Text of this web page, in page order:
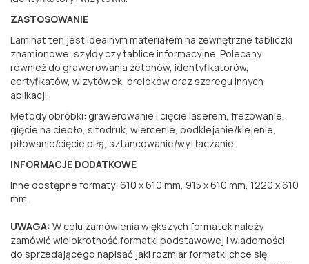
ZASTOSOWANIE
Laminat ten jest idealnym materiałem na zewnętrzne tabliczki
znamionowe, szyldy czy tablice informacyjne. Polecany
również do grawerowania żetonów, identyfikatorów,
certyfikatów, wizytówek, breloków oraz szeregu innych
aplikacji.
Metody obróbki: grawerowanie i cięcie laserem, frezowanie,
gięcie na ciepło, sitodruk, wiercenie, podklejanie/klejenie,
piłowanie/cięcie piłą, sztancowanie/wytłaczanie.
INFORMACJE DODATKOWE
Inne dostępne formaty: 610 x 610 mm, 915 x 610 mm, 1220 x 610
mm.
UWAGA: W celu zamówienia większych formatek należy
zamówić wielokrotność formatki podstawowej i wiadomości
do sprzedającego napisać jaki rozmiar formatki chce się